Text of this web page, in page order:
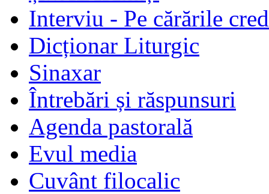
Interviu - Pe cărările
Dicționar Liturgic
Sinaxar
Întrebări și răspunsuri
Agenda pastorală
Evul media
Cuvânt filocalic